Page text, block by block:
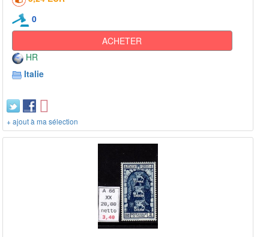
0
ACHETER
HR
Italie
+ ajout à ma sélection